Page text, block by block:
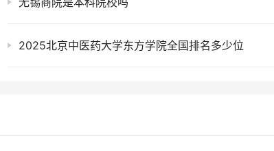
2025北京中医药大学东方学院全国排名多少位